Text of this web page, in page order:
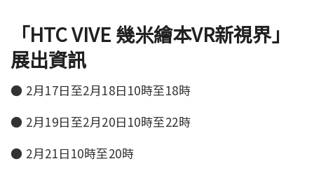
「HTC VIVE幾米繪本VR新視界」
展出資訊
● 2月17日至2月18日10時至18時
● 2月19日至2月20日10時至22時
● 2月21日10時至20時